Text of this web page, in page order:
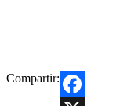
Compartir: